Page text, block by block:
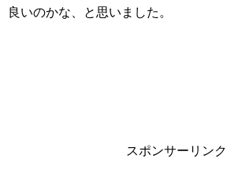
良いのかな、と思いました。
スポンサーリンク